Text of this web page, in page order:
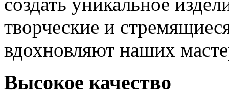
творческие и
вдохновляют наших
Высокое качество